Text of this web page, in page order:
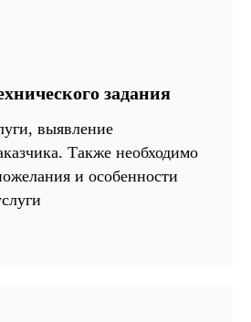
задания
выявление
Также необходимо
и особенности